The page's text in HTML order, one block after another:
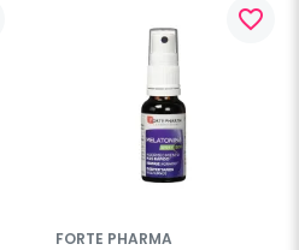
favorite_border
FORTE PHARMA